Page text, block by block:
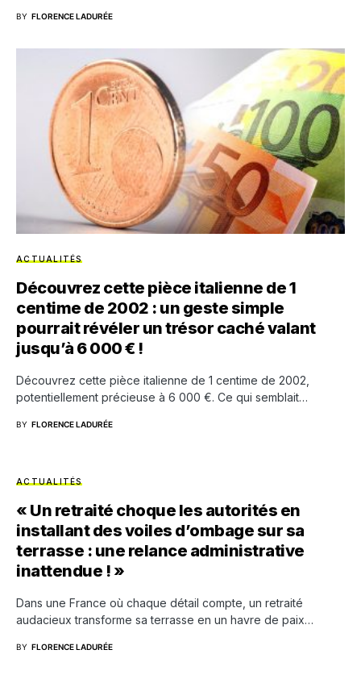
BY FLORENCE LADURÉE
ACTUALITÉS
Découvrez cette pièce italienne de 1
centime de 2002 : un geste simple
pourrait révéler un trésor caché valant
jusqu’à 6 000 € !
Découvrez cette pièce italienne de 1 centime de 2002,
potentiellement précieuse à 6 000 €. Ce qui semblait…
BY FLORENCE LADURÉE
ACTUALITÉS
« Un retraité choque les autorités en
installant des voiles d’ombage sur sa
terrasse : une relance administrative
inattendue ! »
Dans une France où chaque détail compte, un retraité
audacieux transforme sa terrasse en un havre de paix…
BY FLORENCE LADURÉE